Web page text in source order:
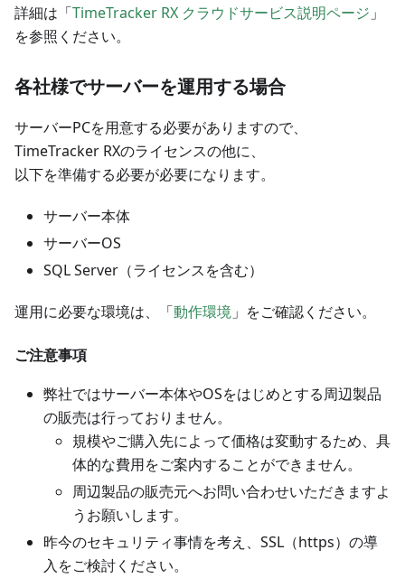
詳細は「TimeTracker RX クラウドサービス説明ページ 」
を参照ください。
各社様でサーバーを運用する場合
サーバーPCを用意する必要がありますので、
TimeTracker RXのライセンスの他に、
以下を準備する必要が必要になります。
サーバー本体
サーバーOS
SQL Server（ライセンスを含む）
運用に必要な環境は、「動作環境 」をご確認ください。
ご注意事項
弊社ではサーバー本体やOSをはじめとする周辺製品
の販売は行っておりません。
規模やご購入先によって価格は変動するため、具
体的な費用をご案内することができません。
周辺製品の販売元へお問い合わせいただきますよ
うお願いします。
昨今のセキュリティ事情を考え、SSL（https）の導
入をご検討ください。